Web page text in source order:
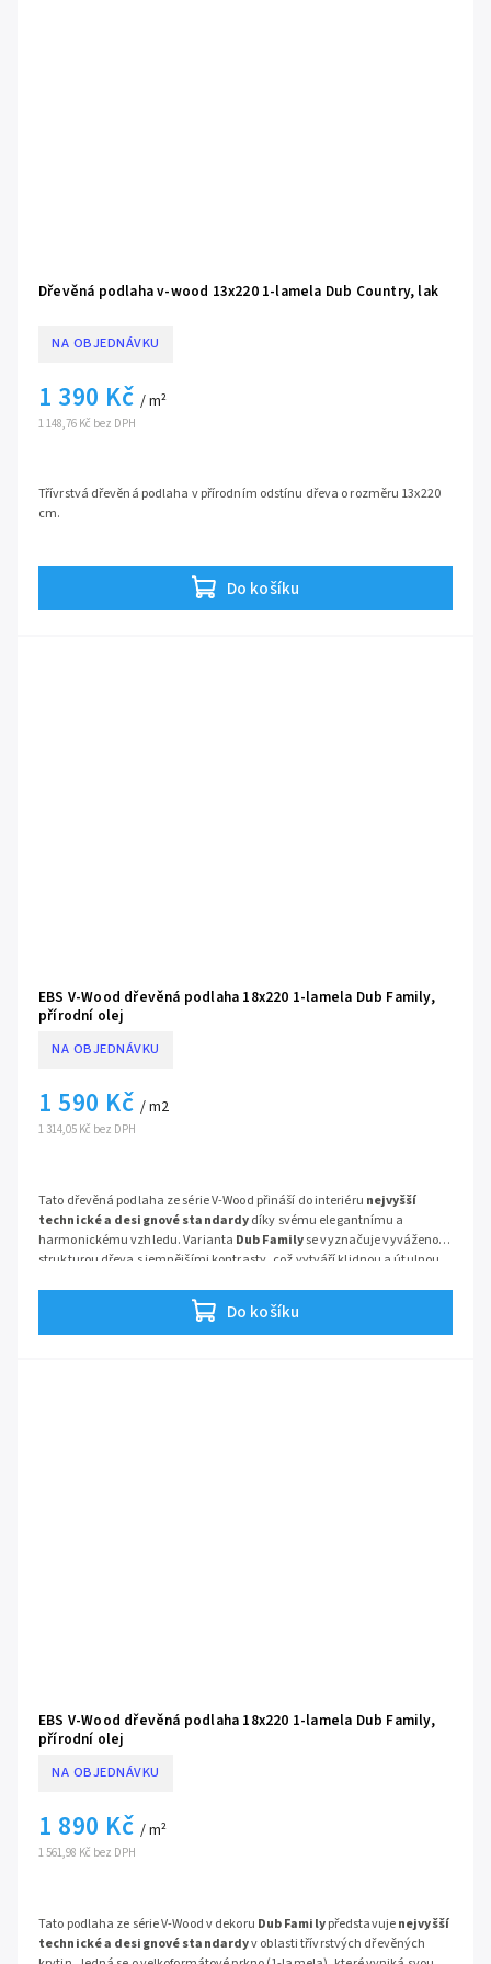
Dřevěná podlaha v-wood 13x220 1-lamela Dub Country, lak
NA OBJEDNÁVKU
1 148,76 Kč bez DPH
1 390 Kč / m²
Do košíku
Třívrstvá dřevěná podlaha v přírodním odstínu dřeva o rozměru 13x220
cm.
EBS V-Wood dřevěná podlaha 18x220 1-lamela Dub Family,
přírodní olej
NA OBJEDNÁVKU
1 314,05 Kč bez DPH
1 590 Kč / m2
Do košíku
Tato dřevěná podlaha ze série V-Wood přináší do interiéru nejvyšší
technické a designové standardydíky svému elegantnímu a
harmonickému vzhledu. Varianta Dub Familyse vyznačuje vyváženou
strukturou dřeva s jemnějšími kontrasty, což vytváří klidnou a útulnou
je patrná v každém detailu velkorysých lamel o
šířce 18 cm, které opticky zvětšují prostor a podtrhují přirozenou krásu
materiálu.
EBS V-Wood dřevěná podlaha 18x220 1-lamela Dub Family,
přírodní olej
NA OBJEDNÁVKU
1 561,98 Kč bez DPH
1 890 Kč / m²
Tato podlaha ze série V-Wood v dekoru Dub Familypředstavujenejvyšší
technické a designové standardyv oblasti třívrstvých dřevěných